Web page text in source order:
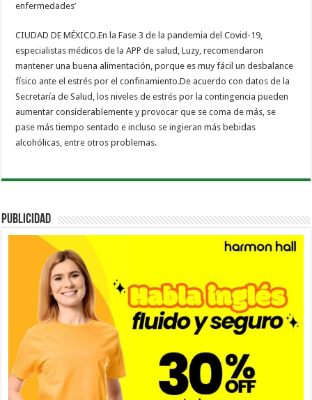
enfermedades’
CIUDAD DE MÉXICO.En la Fase 3 de la pandemia del Covid-19,
especialistas médicos de la APP de salud, Luzy, recomendaron
mantener una buena alimentación, porque es muy fácil un desbalance
físico ante el estrés por el confinamiento.De acuerdo con datos de la
Secretaría de Salud, los niveles de estrés por la contingencia pueden
aumentar considerablemente y provocar que se coma de más, se
pase más tiempo sentado e incluso se ingieran más bebidas
alcohólicas, entre otros problemas.
PUBLICIDAD